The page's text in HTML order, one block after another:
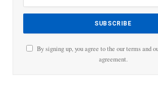
By signing up, you agree to the our terms and
agreement.